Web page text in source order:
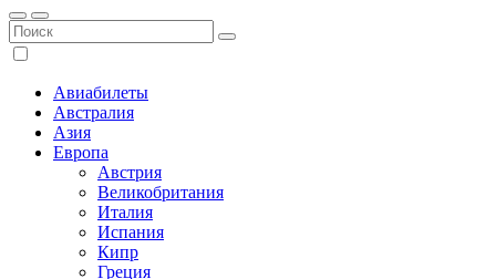
Авиабилеты
Австралия
Азия
Европа
Австрия
Великобритания
Италия
Испания
Кипр
Греция